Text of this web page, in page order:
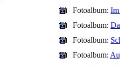
Fotoalbum:
Fotoalbum:
Fotoalbum:
Fotoalbum: